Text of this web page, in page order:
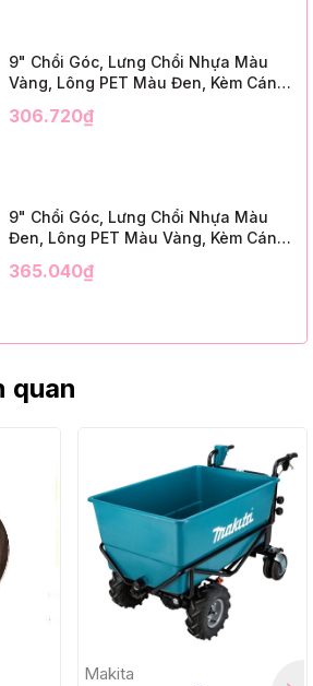
9" Chổi Góc, Lưng Chổi Nhựa Màu
Vàng, Lông PET Màu Đen, Kèm Cán
12 Bộ/Thùng (9" Angle Broom, Yellow
306.720₫
9" Chổi Góc, Lưng Chổi Nhựa Màu
Đen, Lông PET Màu Vàng, Kèm Cán
12 Bộ/Thùng (9" Angle Broom, Black
365.040₫
quan
Makita